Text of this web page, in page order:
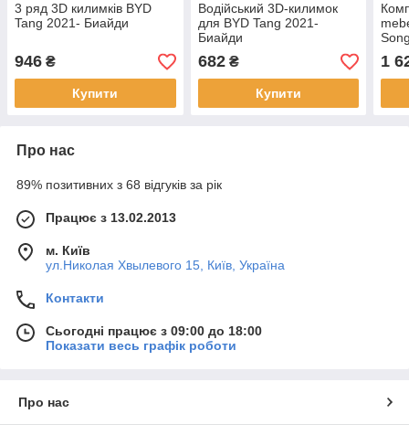
3 ряд 3D килимків BYD
Tang 2021- Биайди
946 ₴
Купити
Водійський 3D-килимок
для BYD Tang 2021-
Биайди
682₴
Купити
1
Про нас
89% позитивних з 68 відгуків за рік
Працює з 13.02.2013
м. Київ
ул.Николая Хвылевого 15, Київ, Україна
Контакти
Сьогодні працює з 09:00 до 18:00
Показати весь графік роботи
Про нас